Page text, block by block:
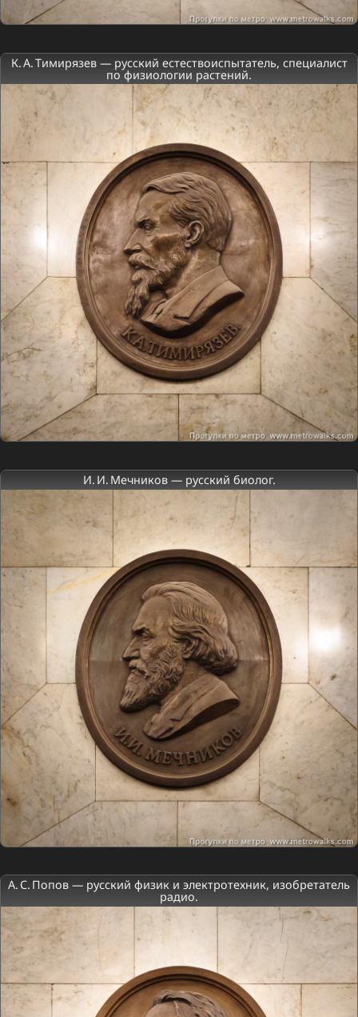
К. А. Тимирязев — русский естествоиспытатель, специалист
по физиологии растений.
И. И. Мечников — русский биолог.
А. С. Попов — русский физик и электротехник, изобретатель
радио.